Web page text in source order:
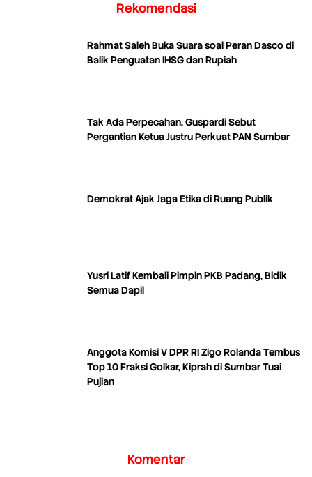
Rekomendasi
Rahmat Saleh Buka Suara soal Peran Dasco di
Balik Penguatan IHSG dan Rupiah
Tak Ada Perpecahan, Guspardi Sebut
Pergantian Ketua Justru Perkuat PAN Sumbar
Demokrat Ajak Jaga Etika di Ruang Publik
Yusri Latif Kembali Pimpin PKB Padang, Bidik
Semua Dapil
Anggota Komisi V DPR RI Zigo Rolanda Tembus
Top 10 Fraksi Golkar, Kiprah di Sumbar Tuai
Pujian
Komentar